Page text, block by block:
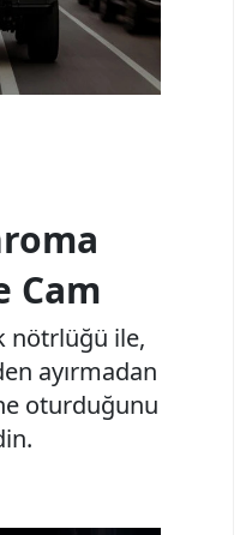
Cam
nötrlüğü ile,
ayırmadan
oturduğunu